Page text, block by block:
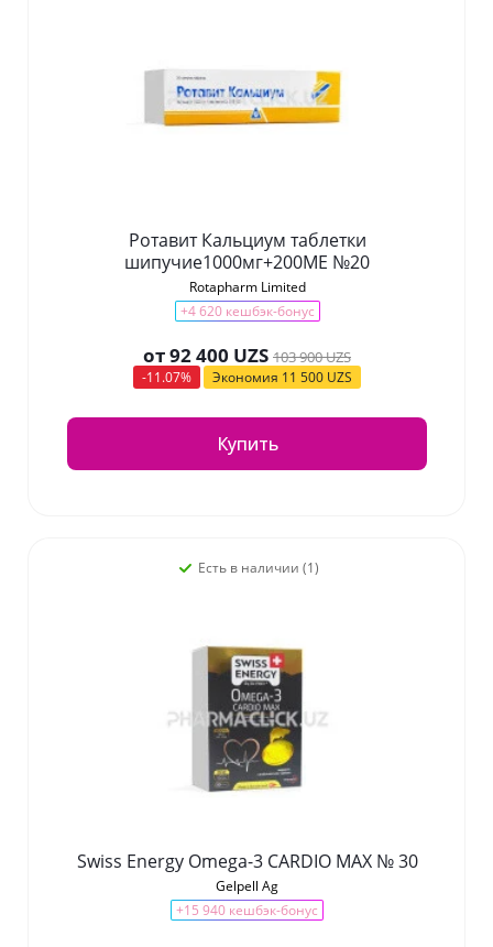
Ротавит Кальциум таблетки
шипучие1000мг+200ME №20
Rotapharm Limited
+4 620 кешбэк-бонус
от92 400 UZS 103 900 UZS
-11.07% Экономия 11 500 UZS
Купить
Есть в наличии (1)
Swiss Energy Omega-3 CARDIO MAX № 30
Gelpell Ag
+15 940 кешбэк-бонус